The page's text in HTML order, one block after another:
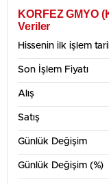
KORFEZ GMYO
Veriler
Hissenin ilk işlem
Son İşlem Fiyatı
Alış
Satış
Günlük Değişim
Günlük Değişim (%)